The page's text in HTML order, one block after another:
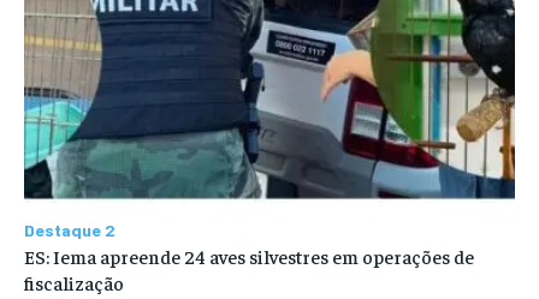
Destaque 2
ES: Iema apreende 24 aves silvestres em operações de
fiscalização